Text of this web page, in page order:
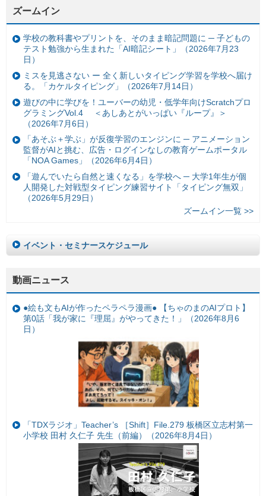
ズームイン
学校の教科書やプリントを、そのまま暗記問題に ─ 子どもの
テスト勉強から生まれた「AI暗記シート」（2026年7月23
日）
ミスを見逃さない ー 全く新しいタイピング学習を学校へ届け
る。「カケルタイピング」（2026年7月14日）
遊びの中に学びを！ユーバーの幼児・低学年向けScratchプロ
グラミングVol.4 ＜あしあとがいっぱい『ループ』＞
（2026年7月6日）
「あそぶ＋学ぶ」が反復学習のエンジンに ─ アニメーション
監督がAIと挑む、広告・ログインなしの教育ゲームポータル
「NOA Games」（2026年6月4日）
「遊んでいたら自然と速くなる」を学校へ ─ 大学1年生が個
人開発した対戦型タイピング練習サイト「タイピング無双」
（2026年5月29日）
ズームイン一覧 >>
イベント・セミナースケジュール
動画ニュース
●絵も文もAIが作ったペラペラ漫画● 【ちゃのまのAIプロト】
第0話「我が家に『理屈』がやってきた！」（2026年8月6
日）
「TDXラジオ」Teacher’s ［Shift］File.279 板橋区立志村第一
小学校 田村 久仁子 先生（前編）（2026年8月4日）